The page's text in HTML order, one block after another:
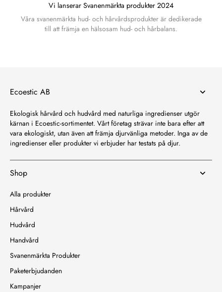
Vi lanserar Svanenmärkta produkter 2024
Våra svanenmärkta hud- och hårvårdsprodukter är dedikerade
till att främja en hälsosam hud- och hårbalans.
Ecoestic AB
Ekologisk hårvård och hudvård med naturliga ingredienser utgör
kärnan i Ecoestic-sortimentet. Vårt företag strävar inte bara efter att
vara ekologiskt, utan även att främja djurvänliga metoder. Inga av de
ingredienser eller produkter vi erbjuder har testats på djur.
Shop
Alla produkter
Hårvård
Hudvård
Handvård
Svanenmärkta Produkter
Paketerbjudanden
Kampanjer